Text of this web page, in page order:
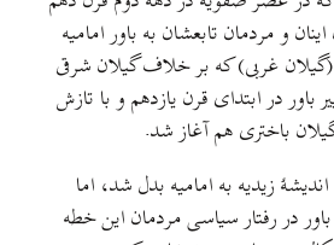
و مردمان تابعشان به باور امامیه
غربی) که بر خلاف گیلان شرقی
باور در ابتدای قرن یازدهم و با تازش
باختری هم آغاز شد.
زیدیه به امامیه بدل شد، اما
باور در رفتار سیاسی مردمان این خطه